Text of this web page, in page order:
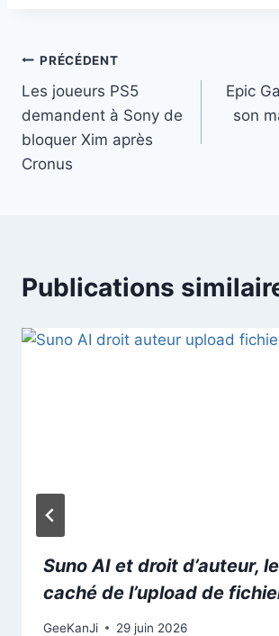
Navigation
de
l’article
PRÉCÉDENT
Les joueurs PS5
demandent à Sony de
bloquer Xim après
Cronus
Epic
son
Publications
Suno AI et droit d’auteur,
caché de l’upload de
GeeKanJi 29 juin 2026